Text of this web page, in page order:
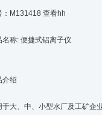
：M131418 查看hh
名称: 便捷式铝离子仪
介绍
于大、中、小型水厂及工矿企